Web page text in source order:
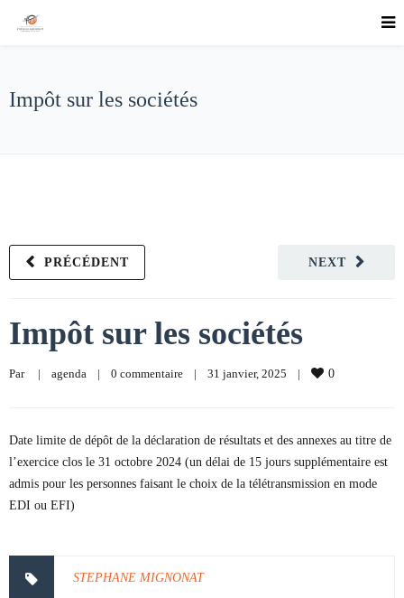
Impôt sur les sociétés
NEXT
PRÉCÉDENT
Impôt sur les sociétés
Par | agenda | 0 commentaire | 31 janvier, 2025 | 0
Date limite de dépôt de la déclaration de résultats et des annexes au titre de
l’exercice clos le 31 octobre 2024 (un délai de 15 jours supplémentaire est
admis pour les personnes faisant le choix de la télétransmission en mode
EDI ou EFI)
STEPHANE MIGNONAT